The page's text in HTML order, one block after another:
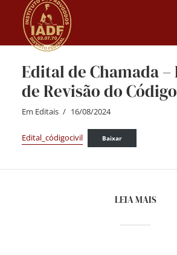
Edital de Chamada
de Revisão do
Em Editais 16/08/2024
Edital_códigocivil Baixar
LEIA MAIS